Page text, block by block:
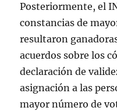
Posteriormente, el
constancias de
resultaron
acuerdos sobre los
declaración de
asignación a las
mayor número de